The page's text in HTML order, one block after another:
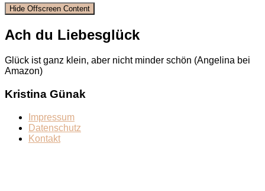
Hide Offscreen Content
Ach du Liebesglück
Glück ist ganz klein, aber nicht minder schön (Angelina bei
Amazon)
Kristina Günak
Impressum
Datenschutz
Kontakt